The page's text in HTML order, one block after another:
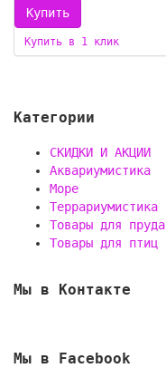
Купить в 1 клик
Категории
СКИДКИ И АКЦИИ
Аквариумистика
Море
Террариумистика
Товары для пруда
Товары для птиц
Мы в Контакте
Мы в Facebook